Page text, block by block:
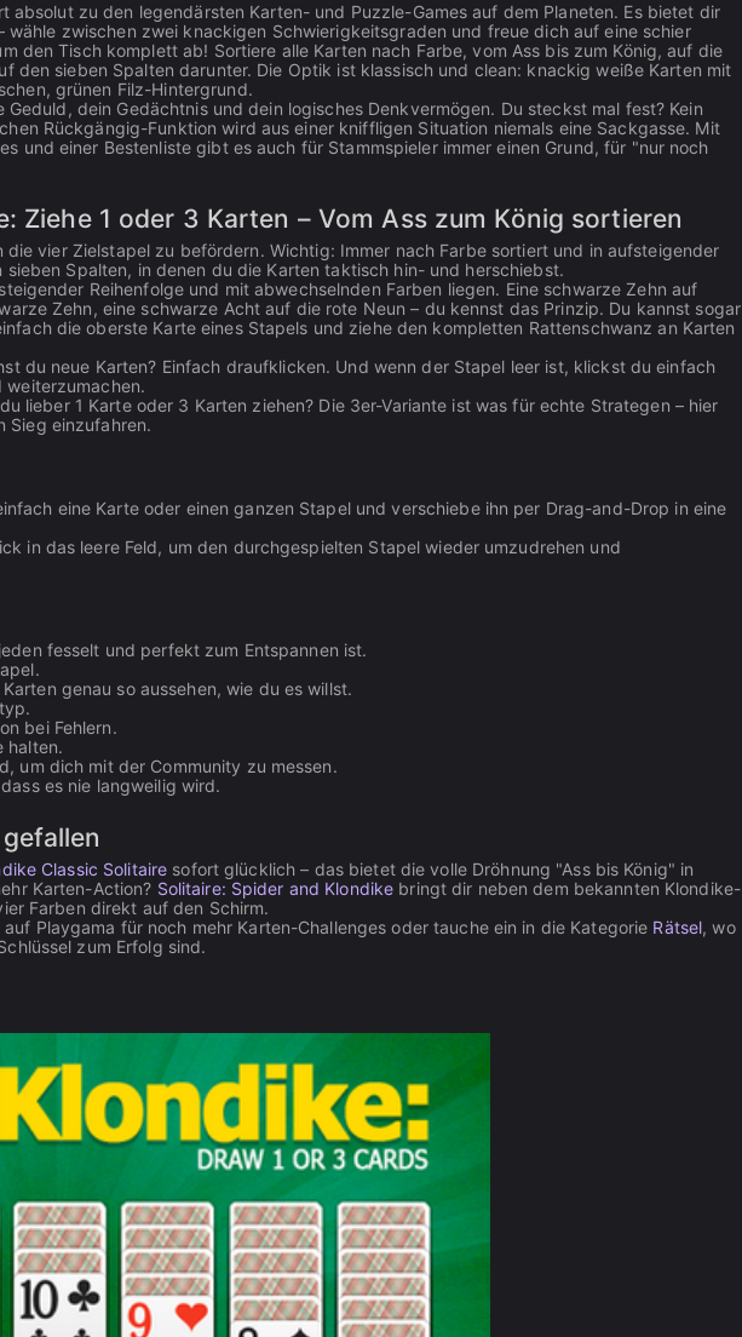
absolut zu den legendärsten Karten- und Puzzle-Games auf dem Planeten. Es bietet dir
wähle zwischen zwei knackigen Schwierigkeitsgraden und freue dich auf eine schier
den Tisch komplett ab! Sortiere alle Karten nach Farbe, vom Ass bis zum König, auf die
den sieben Spalten darunter. Die Optik ist klassisch und clean: knackig weiße Karten mit
grünen Filz-Hintergrund.
dein Gedächtnis und dein logisches Denkvermögen. Du steckst mal fest? Kein
Rückgängig-Funktion wird aus einer kniffligen Situation niemals eine Sackgasse. Mit
und einer Bestenliste gibt es auch für Stammspieler immer einen Grund, für "nur noch
Ziehe 1 oder 3 Karten – Vom Ass zum König sortieren
vier Zielstapel zu befördern. Wichtig: Immer nach Farbe sortiert und in aufsteigender
sieben Spalten, in denen du die Karten taktisch hin- und herschiebst.
Reihenfolge und mit abwechselnden Farben liegen. Eine schwarze Zehn auf
Zehn, eine schwarze Acht auf die rote Neun – du kennst das Prinzip. Du kannst sogar
die oberste Karte eines Stapels und ziehe den kompletten Rattenschwanz an Karten
du neue Karten? Einfach draufklicken. Und wenn der Stapel leer ist, klickst du einfach
weiterzumachen.
lieber 1 Karte oder 3 Karten ziehen? Die 3er-Variante ist was für echte Strategen – hier
Sieg einzufahren.
eine Karte oder einen ganzen Stapel und verschiebe ihn per Drag-and-Drop in eine
in das leere Feld, um den durchgespielten Stapel wieder umzudrehen und
fesselt und perfekt zum Entspannen ist.
genau so aussehen, wie du es willst.
bei Fehlern.
halten.
um dich mit der Community zu messen.
es nie langweilig wird.
Classic Solitaire sofort glücklich – das bietet die volle Dröhnung "Ass bis König" in
Karten-Action? Solitaire: Spider and Klondike bringt dir neben dem bekannten Klondike-
Farben direkt auf den Schirm.
auf Playgama für noch mehr Karten-Challenges oder tauche ein in die Kategorie Rätsel, wo
zum Erfolg sind.